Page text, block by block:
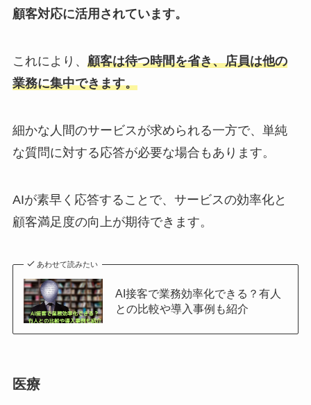
顧客対応に活用されています。
これにより、 顧客は待つ時間を省き、店員は他の
業務に集中できます。
細かな人間のサービスが求められる一方で、単純
な質問に対する応答が必要な場合もあります。
AIが素早く応答することで、サービスの効率化と
顧客満足度の向上が期待できます。
あわせて読みたい
AI接客で業務効率化できる？有人
との比較や導入事例も紹介
医療